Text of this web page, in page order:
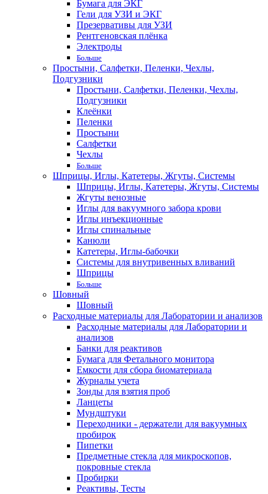
Бумага для ЭКГ
Гели для УЗИ и ЭКГ
Презервативы для УЗИ
Рентгеновская плёнка
Электроды
Больше
Простыни, Салфетки, Пеленки, Чехлы,
Подгузники
Простыни, Салфетки, Пеленки, Чехлы,
Подгузники
Клеёнки
Пеленки
Простыни
Салфетки
Чехлы
Больше
Шприцы, Иглы, Катетеры, Жгуты, Системы
Шприцы, Иглы, Катетеры, Жгуты, Системы
Жгуты венозные
Иглы для вакуумного забора крови
Иглы инъекционные
Иглы спинальные
Канюли
Катетеры, Иглы-бабочки
Системы для внутривенных вливаний
Шприцы
Больше
Шовный
Шовный
Расходные материалы для Лаборатории и анализов
Расходные материалы для Лаборатории и
анализов
Банки для реактивов
Бумага для Фетального монитора
Емкости для сбора биоматериала
Журналы учета
Зонды для взятия проб
Ланцеты
Мундштуки
Переходники - держатели для вакуумных
пробирок
Пипетки
Предметные стекла для микроскопов,
покровные стекла
Пробирки
Реактивы, Тесты